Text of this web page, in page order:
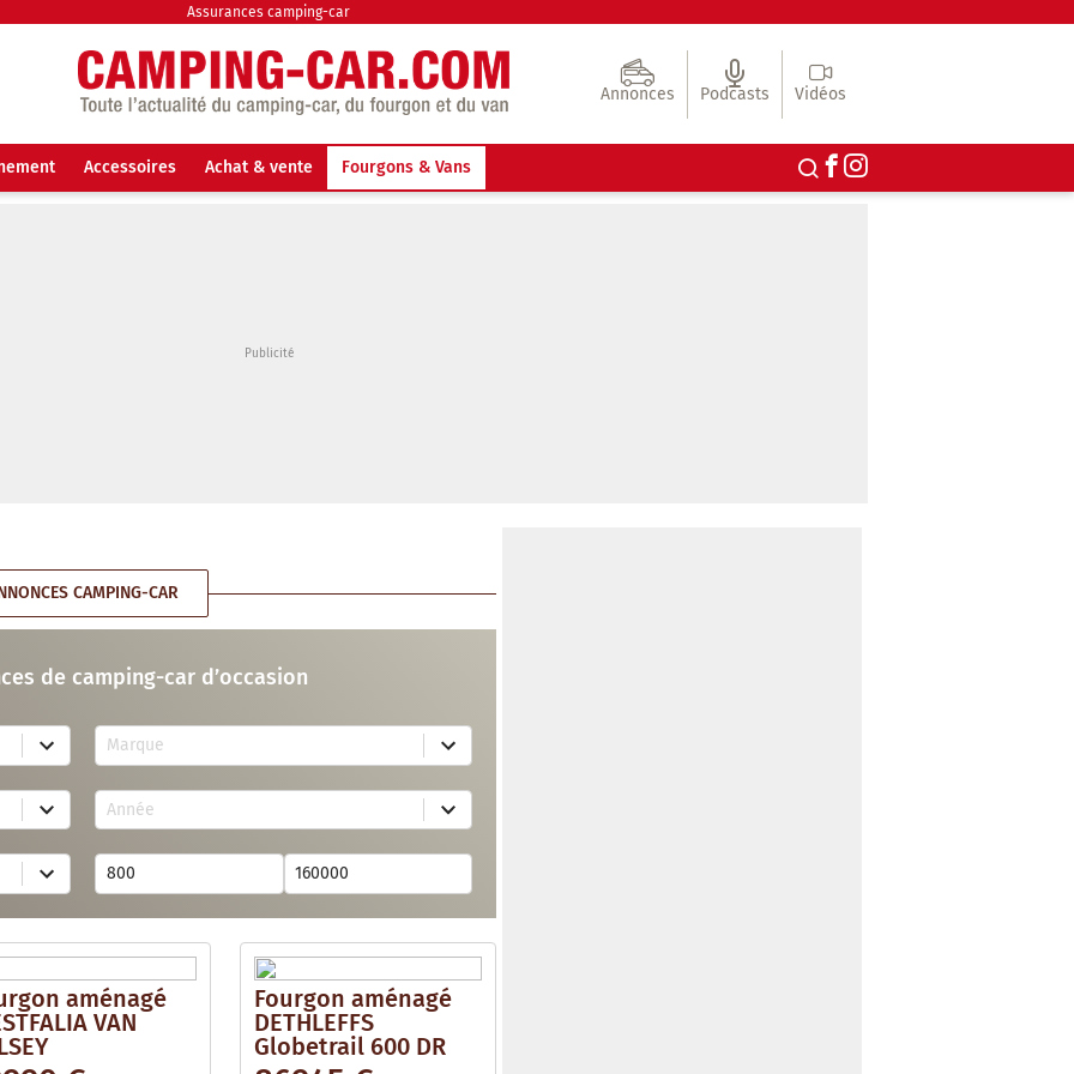
Assurances camping-car
Annonces Podcasts Vidéos
Accessoires Achat & vente Fourgons & Vans
CAMPING-CAR
de camping-car d’occasion
Marque
7
r
t
a
i
a
b
l
Année
2
r
e
t
s
a
v
a
i
l
aménagé
VAN
Fourgon aménagé
DETHLEFFS
Globetrail 600 DR